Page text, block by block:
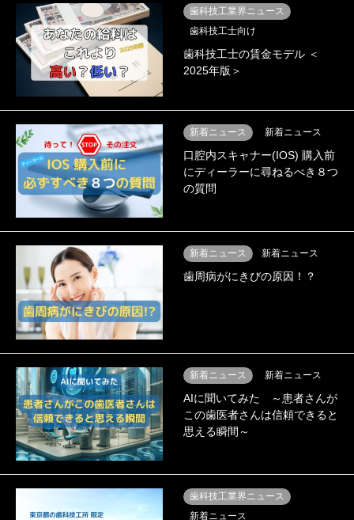
歯科技工業界ニュース
歯科技工士向け
歯科技工士の賃金モデル ＜
2025年版＞
新着ニュース 新着ニュース
口腔内スキャナー(IOS) 購入前
にディーラーに尋ねるべき８つ
の質問
新着ニュース 新着ニュース
歯周病がにきびの原因！？
新着ニュース 新着ニュース
AIに聞いてみた ～患者さんが
この歯医者さんは信頼できると
思える瞬間～
歯科技工業界ニュース
新着ニュース